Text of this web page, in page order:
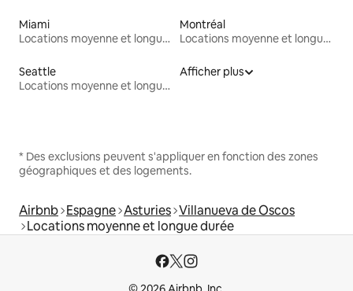
Miami
Locations moyenne et longue durée
Montréal
Locations moyenne et longue durée
Seattle
Locations moyenne et longue durée
Afficher plus
* Des exclusions peuvent s'appliquer en fonction des zones
géographiques et des logements.
Airbnb Espagne Asturies Villanueva de Oscos
Locations moyenne et longue durée